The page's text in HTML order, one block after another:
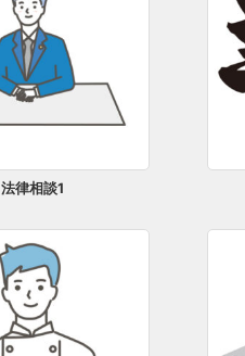
法律相談1